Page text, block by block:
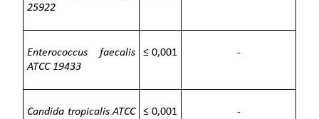
25922
Enterococcus faecalis
ATCC19433
≤ 0,001 -
Candida tropicalis ATCC
≤ 0,001 -